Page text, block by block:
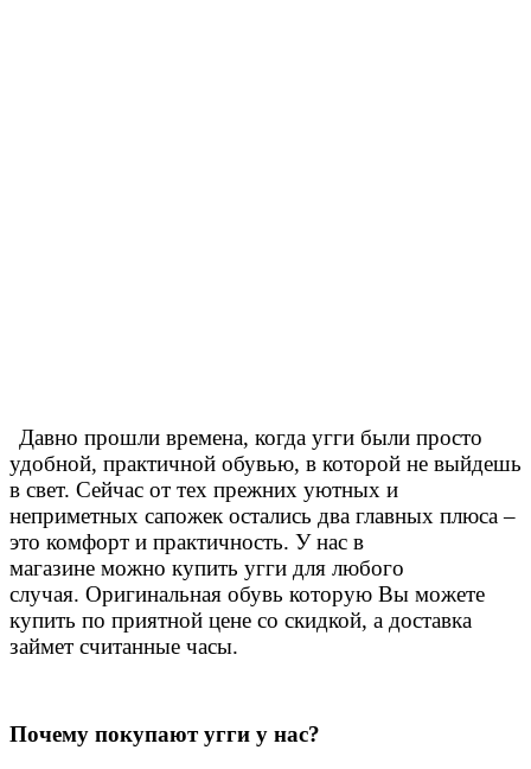
Давно прошли времена, когда угги были просто
удобной, практичной обувью, в которой не выйдешь
в свет. Сейчас от тех прежних уютных и
неприметных сапожек остались два главных плюса –
это комфорт и практичность. У нас в
магазине можно купить угги для любого
случая. Оригинальная обувь которую Вы можете
купить по приятной цене со скидкой, а доставка
займет считанные часы.
Почему покупают угги у нас?